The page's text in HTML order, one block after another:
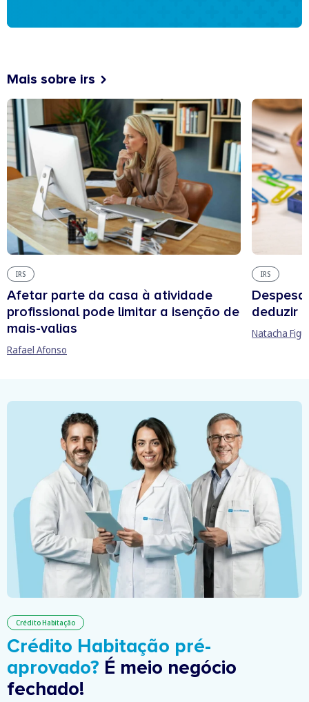
Mais sobre irs
IRS
Afetar parte da casa à atividade
profissional pode limitar a isenção de
mais-valias
Rafael Afonso
IRS
deduzir
Natacha
Crédito Habitação
Crédito Habitação pré-
aprovado? É meio negócio
fechado!